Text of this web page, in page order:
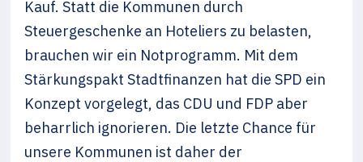
Kauf. Statt die Kommunen durch
Steuergeschenke an Hoteliers zu belasten,
brauchen wir ein Notprogramm. Mit dem
Stärkungspakt Stadtfinanzen hat die SPD ein
Konzept vorgelegt, das CDU und FDP aber
beharrlich ignorieren. Die letzte Chance für
unsere Kommunen ist daher der